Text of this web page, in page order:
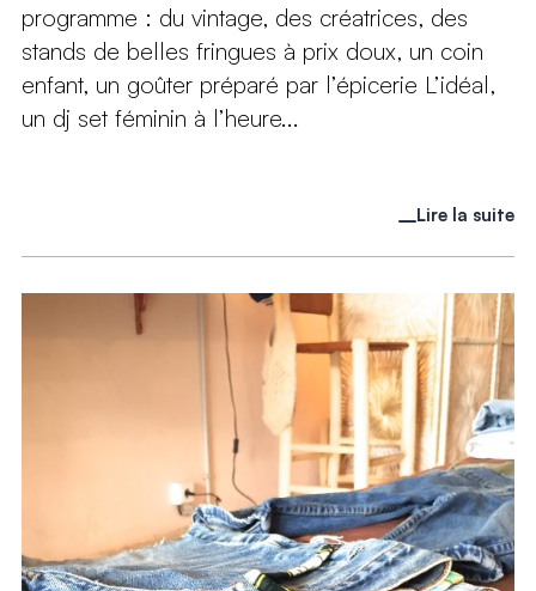
programme : du vintage, des créatrices, des
stands de belles fringues à prix doux, un coin
enfant, un goûter préparé par l’épicerie L’idéal,
un dj set féminin à l’heure...
Lire la suite